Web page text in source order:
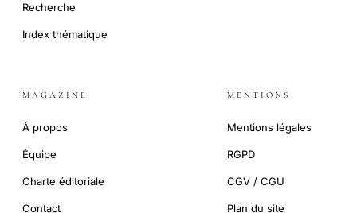
Recherche
Index thématique
MAGAZINE
À propos
Équipe
Charte éditoriale
Contact
MENTIONS
Mentions légales
RGPD
CGV / CGU
Plan du site